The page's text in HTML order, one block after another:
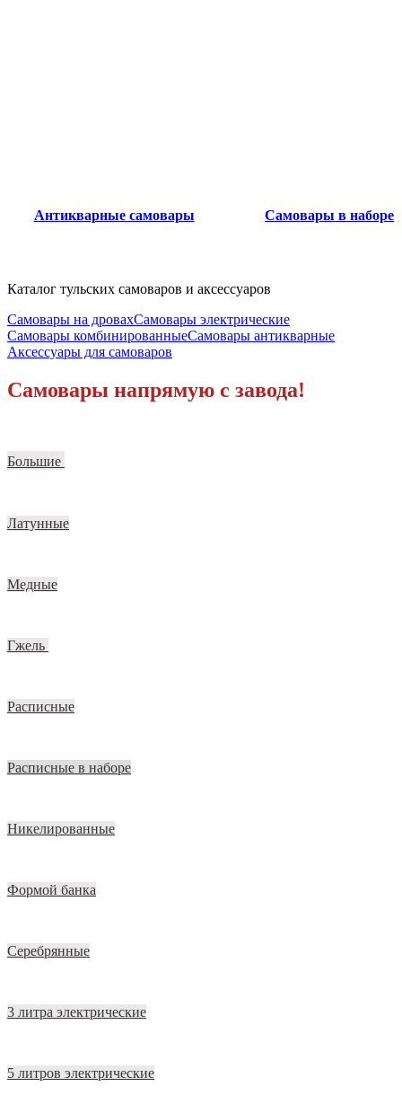
Антикварные самовары Самовары в наборе
Каталог тульских самоваров и аксессуаров
Самовары на дровахСамовары электрические
Самовары комбинированныеСамовары антикварные
Аксессуары для самоваров
Самовары напрямую с завода!
Большие
Латунные
Медные
Гжель
Расписные
Расписные в наборе
Никелированные
Формой банка
Серебрянные
3 литра электрические
5 литров электрические